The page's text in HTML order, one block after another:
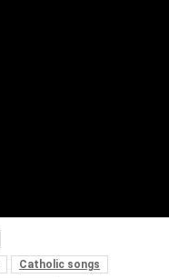
Catholic songs